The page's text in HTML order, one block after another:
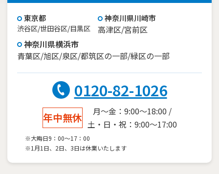
東京都
渋谷区/世田谷区/目黒区
神奈川県川崎市
高津区/宮前区
神奈川県横浜市
青葉区/旭区/泉区/都筑区の一部/緑区の一部
0120-82-1026
年中無休
月～金：9:00～18:00 /
土・日・祝：9:00～17:00
※大晦日9：00～17：00
※1月1日、2日、3日は休業いたします